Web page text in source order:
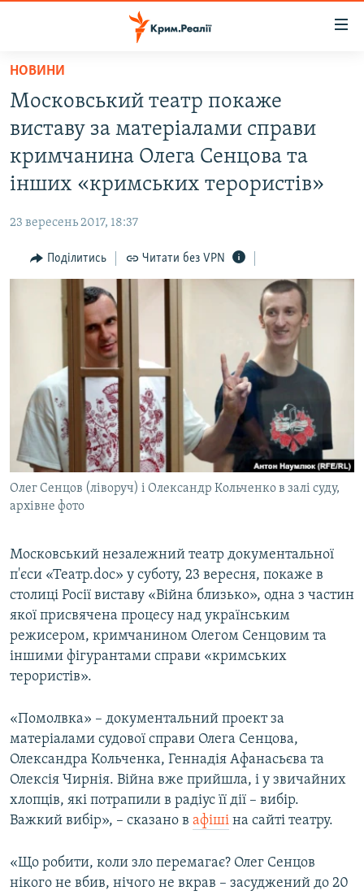
Перейти
основного
матеріалу
до
основної
Перейти
пошуку
ВІДЕО ТА ФОТО
ПОГЛЯД
ІНТЕРВ'Ю
ВСЕ ЗА ДЕНЬ
СПЕЦПРОЕКТИ
ВІДЕОУРОКИ «ELIFBE»
СВІДЧЕННЯ ОКУПАЦІЇ
УКРАЇНСЬКА ПРОБЛЕМА КРИМУ
ІНФОГРАФІКА
ЯК ОБІЙТИ БЛОКУВАННЯ
Русский
Qırımtatar
ДОЛУЧАЙСЯ!
НОВИНИ
Московський театр покаже
виставу за матеріалами справи
кримчанина Олега Сенцова та
інших «кримських терористів»
23 вересень 2017, 18:37
Поділитись Читати без VPN
Олег Сенцов (ліворуч) і Олександр Кольченко в залі суду,
архівне фото
Московський незалежний театр документальної
п'єси «Театр.doc» у суботу, 23 вересня, покаже в
столиці Росії виставу «Війна близько», одна з частин
якої присвячена процесу над українським
режисером, кримчанином Олегом Сенцовим та
іншими фігурантами справи «кримських
терористів».
«Помолвка» – документальний проект за
матеріалами судової справи Олега Сенцова,
Олександра Кольченка, Геннадія Афанасьєва та
Олексія Чирнія. Війна вже прийшла, і у звичайних
хлопців, які потрапили в радіус її дії – вибір.
Важкий вибір», – сказано в афіші на сайті театру.
«Що робити, коли зло перемагає? Олег Сенцов
нікого не вбив, нічого не вкрав – засуджений до 20